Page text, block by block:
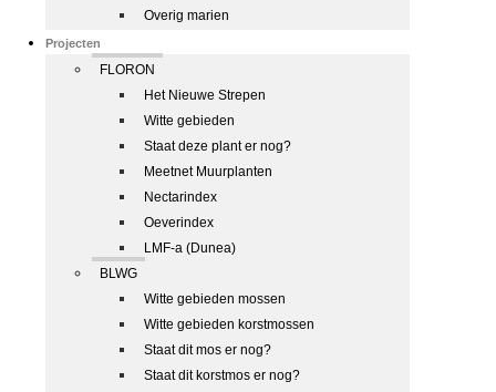
Overig marien
Projecten
FLORON
Het Nieuwe Strepen
Witte gebieden
Staat deze plant er nog?
Meetnet Muurplanten
Nectarindex
Oeverindex
LMF-a (Dunea)
BLWG
Witte gebieden mossen
Witte gebieden korstmossen
Staat dit mos er nog?
Staat dit korstmos er nog?